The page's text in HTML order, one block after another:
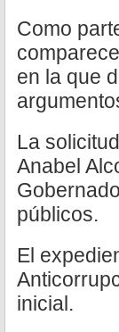
Como
en la que
La
Anabel
públicos.
El
inicial.